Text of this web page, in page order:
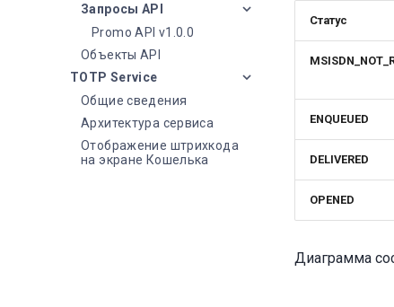
Запросы API
Promo API v1.0.0
Объекты API
TOTP Service
Общие сведения
Архитектура сервиса
Отображение штрихкода
на экране Кошелька
Статус
ENQUEUED
DELIVERED
OPENED
Диаграмма